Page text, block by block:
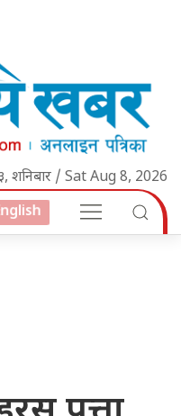
शनिबार / Sat Aug 8, 2026